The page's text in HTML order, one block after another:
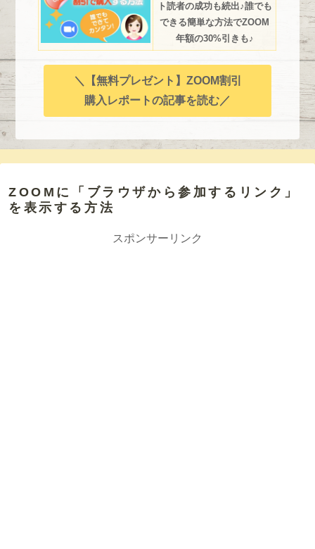
ト読者の成功も続出♪誰でも
できる簡単な方法でZOOM
年額の30%引きも♪
＼【無料プレゼント】ZOOM割引
購入レポートの記事を読む／
ZOOMに「ブラウザから参加するリンク」
を表示する方法
スポンサーリンク